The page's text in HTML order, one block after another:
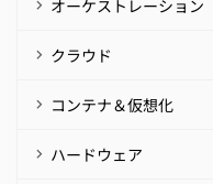
オーケストレーション
クラウド
コンテナ＆仮想化
ハードウェア